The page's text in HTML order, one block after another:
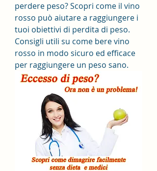
perdere peso? Scopri come il vino
rosso può aiutare a raggiungere i
tuoi obiettivi di perdita di peso.
Consigli utili su come bere vino
rosso in modo sicuro ed efficace
per raggiungere un peso sano.